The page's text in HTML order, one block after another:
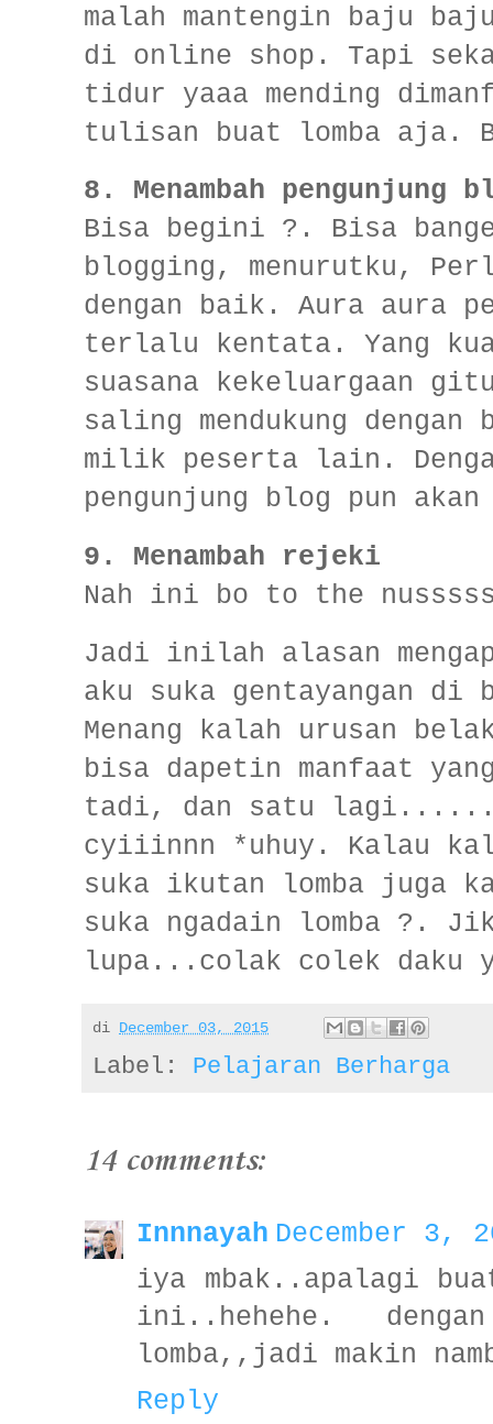
malah mantengin baju
di online shop. Tapi
tidur yaaa mending
tulisan buat lomba aja.
8.
Menambah pengunjung
Bisa begini ?. Bisa
blogging, menurutku,
dengan baik. Aura aura
terlalu kentata. Yang
suasana kekeluargaan
saling mendukung
milik peserta lain.
pengunjung blog pun akan
9.
Menambah rejeki
Nah ini bo to the
Jadi inilah alasan
aku suka gentayangan di
Menang kalah urusan
bisa dapetin manfaat
tadi, dan satu
cyiiinnn *uhuy. Kalau
suka ikutan lomba juga
suka ngadain lomba ?.
lupa...colak colek daku
di December 03, 2015
Label: Pelajaran Berharga
14 comments:
Innnayah December 3,
iya mbak..apalagi
ini..hehehe.
lomba,,jadi makin
Reply